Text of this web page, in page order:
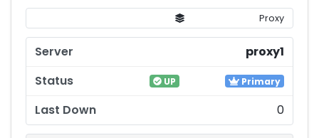
Proxy
proxy1
UP Primary
0